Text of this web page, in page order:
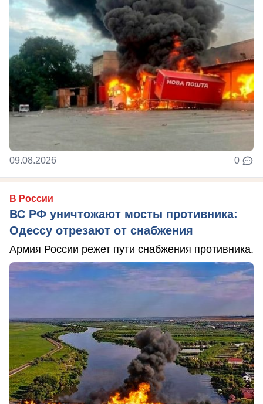
09.08.2026 0
В России
ВС РФ уничтожают мосты противника:
Одессу отрезают от снабжения
Армия России режет пути снабжения противника.